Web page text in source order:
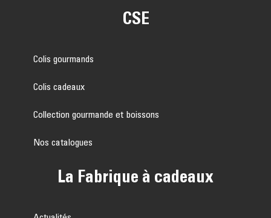
CSE
Colis gourmands
Colis cadeaux
Collection gourmande et boissons
Nos catalogues
La Fabrique à cadeaux